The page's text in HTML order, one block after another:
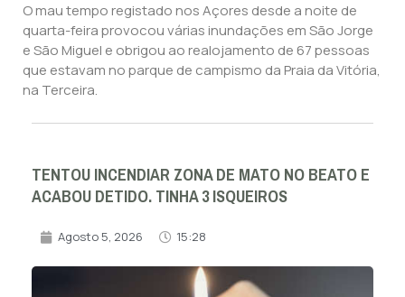
O mau tempo registado nos Açores desde a noite de
quarta-feira provocou várias inundações em São Jorge
e São Miguel e obrigou ao realojamento de 67 pessoas
que estavam no parque de campismo da Praia da Vitória,
na Terceira.
TENTOU INCENDIAR ZONA DE MATO NO BEATO E
ACABOU DETIDO. TINHA 3 ISQUEIROS
Agosto 5, 2026 15:28